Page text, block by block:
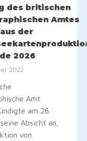
des britischen
Amtes
aus der
2026
2022
Amt
am 26.
Absicht an,
von